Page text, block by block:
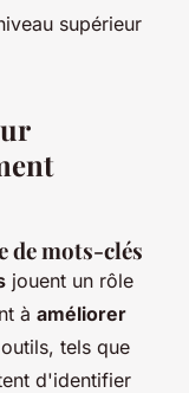
supérieur
de mots-clés
jouent un rôle
à améliorer
tels que
d'identifier